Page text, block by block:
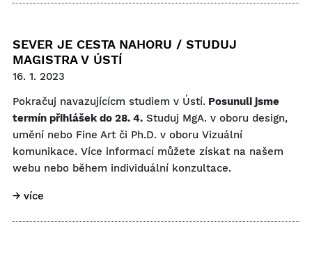
SEVER JE CESTA NAHORU / STUDUJ
MAGISTRA V ÚSTÍ
16. 1. 2023
Pokračuj navazujícícm studiem v Ústí. Posunuli jsme
termín přihlášek do 28. 4. Studuj MgA. v oboru design,
umění nebo Fine Art či Ph.D. v oboru Vizuální
komunikace. Více informací můžete získat na našem
webu nebo během individuální konzultace.
→ více